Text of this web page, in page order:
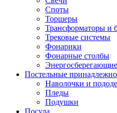
Споты
Торшеры
Трансформаторы и
Трековые системы
Фонарики
Фонарные столбы
Постельные
Наволочки и
Пледы
Подушки
Посуда